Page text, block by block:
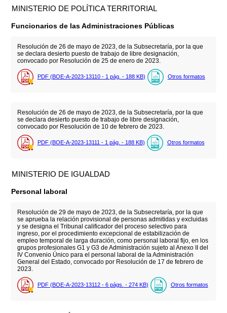
MINISTERIO DE POLÍTICA TERRITORIAL
Funcionarios de las Administraciones Públicas
Resolución de 26 de mayo de 2023, de la Subsecretaría, por la que
se declara desierto puesto de trabajo de libre designación,
convocado por Resolución de 25 de enero de 2023.
PDF (BOE-A-2023-13110 - 1 pág. - 188 KB) Otros formatos
Resolución de 26 de mayo de 2023, de la Subsecretaría, por la que
se declara desierto puesto de trabajo de libre designación,
convocado por Resolución de 10 de febrero de 2023.
PDF (BOE-A-2023-13111 - 1 pág. - 188 KB) Otros formatos
MINISTERIO DE IGUALDAD
Personal laboral
Resolución de 29 de mayo de 2023, de la Subsecretaría, por la que
se aprueba la relación provisional de personas admitidas y excluidas
y se designa el Tribunal calificador del proceso selectivo para
ingreso, por el procedimiento excepcional de estabilización de
empleo temporal de larga duración, como personal laboral fijo, en los
grupos profesionales G1 y G3 de Administración sujeto al Anexo II del
IV Convenio Único para el personal laboral de la Administración
General del Estado, convocado por Resolución de 17 de febrero de
2023.
PDF (BOE-A-2023-13112 - 6 págs. - 274 KB) Otros formatos